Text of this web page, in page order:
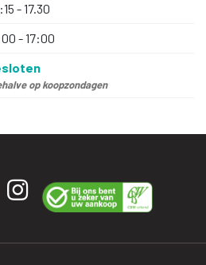
- 17.30
- 17:00
op koopzondagen